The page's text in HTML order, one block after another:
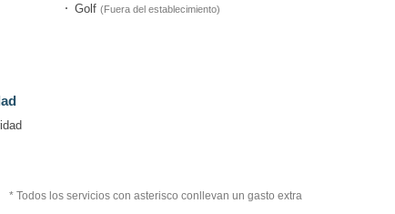
Golf (Fuera del establecimiento)
* Todos los servicios con asterisco conllevan un gasto extra